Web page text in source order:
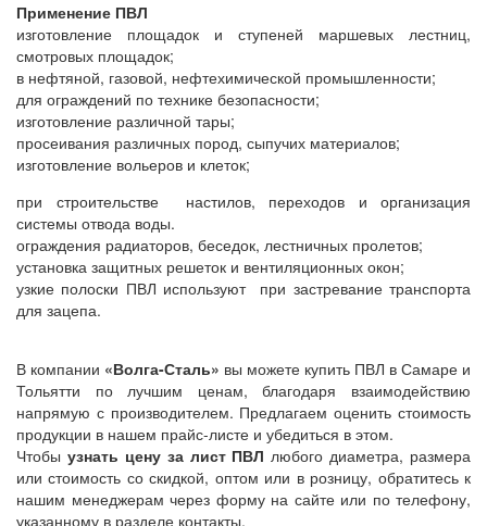
Применение ПВЛ
изготовление площадок и ступеней маршевых лестниц,
смотровых площадок;
в нефтяной, газовой, нефтехимической промышленности;
для ограждений по технике безопасности;
изготовление различной тары;
просеивания различных пород, сыпучих материалов;
изготовление вольеров и клеток;
при строительстве настилов, переходов и организация
системы отвода воды.
ограждения радиаторов, беседок, лестничных пролетов;
установка защитных решеток и вентиляционных окон;
узкие полоски ПВЛ используют при застревание транспорта
для зацепа.
В компании «Волга-Сталь» вы можете купить ПВЛ в Самаре и
Тольятти по лучшим ценам, благодаря взаимодействию
напрямую с производителем. Предлагаем оценить стоимость
продукции в нашем прайс-листе и убедиться в этом.
Чтобы узнать цену за лист ПВЛ любого диаметра, размера
или стоимость со скидкой, оптом или в розницу, обратитесь к
нашим менеджерам через форму на сайте или по телефону,
указанному в разделе контакты.